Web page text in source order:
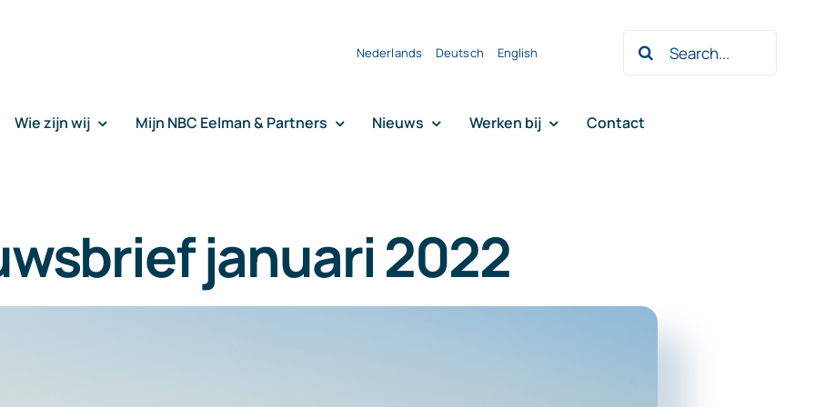
Nederlands Deutsch English
Zoeken
naar:
Wie zijn wij Mijn NBC Eelman & Partners Nieuws Werken bij Contact
januari 2022